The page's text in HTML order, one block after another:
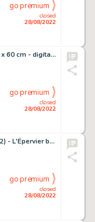
closed
28/08/2022
go premium
Donald Duck - DDDUCK - 60 x 60 cm - digital art mounted on a metal plate - Exemplaire unique - (2022)
closed
28/08/2022
go premium
Sirius - Originele pagina (p.32) - L'Épervier bleu T5 - L'Ennemi sous la mer / De geheimzinnige vijand - (1949)
closed
28/08/2022
go premium